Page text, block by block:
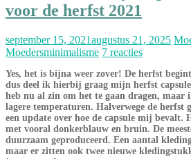
voor de herfst 2021
september 15, 2021augustus 21, 2025
Moedersminimalisme 7 reacties
Yes, het is bijna weer zover! De herfst
dus deel ik hierbij graag mijn herfst
heb nu al zin om het te gaan dragen, maar
lagere temperaturen. Halverwege de
een update over hoe de capsule mij bevalt.
met vooral donkerblauw en bruin. De
duurzaam geproduceerd. Een aantal
maar er zitten ook twee nieuwe